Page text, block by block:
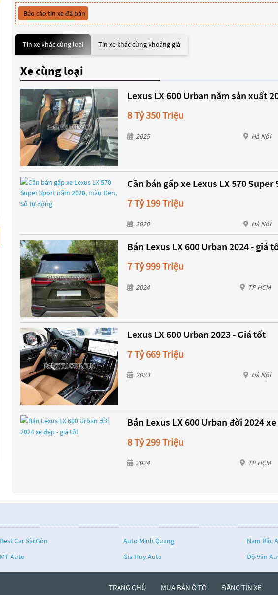
Báo cáo tin xe đã bán
Tin xe khác cùng loại Tin xe khác cùng khoảng giá
Xe cùng loại
Lexus LX 600 Urban năm sản xuất
8 Tỷ 350 Triệu
2025 Hà Nội
Cần bán gấp xe Lexus LX 570
7 Tỷ 199 Triệu
2020 Hà Nội
Bán Lexus LX 600 Urban 2024 - giá
7 Tỷ 999 Triệu
2024 TP HCM
Lexus LX 600 Urban 2023 - Giá tốt
7 Tỷ 669 Triệu
2023 Hà Nội
Bán Lexus LX 600 Urban đời 2024
8 Tỷ 299 Triệu
2024 TP HCM
Best Car Sài Gòn Auto Minh Quang Nam Bắc
MT Auto Gia Huy Auto Độ Vân
TRANG CHỦ MUA BÁN Ô TÔ ĐĂNG TIN XE